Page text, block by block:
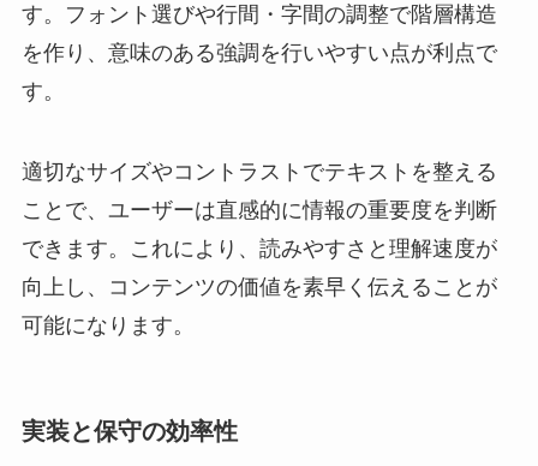
す。フォント選びや行間・字間の調整で階層構造
を作り、意味のある強調を行いやすい点が利点で
す。
適切なサイズやコントラストでテキストを整える
ことで、ユーザーは直感的に情報の重要度を判断
できます。これにより、読みやすさと理解速度が
向上し、コンテンツの価値を素早く伝えることが
可能になります。
実装と保守の効率性